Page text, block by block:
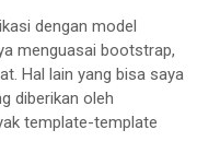
dengan model
menguasai bootstrap,
Hal lain yang bisa saya
diberikan oleh
template-template